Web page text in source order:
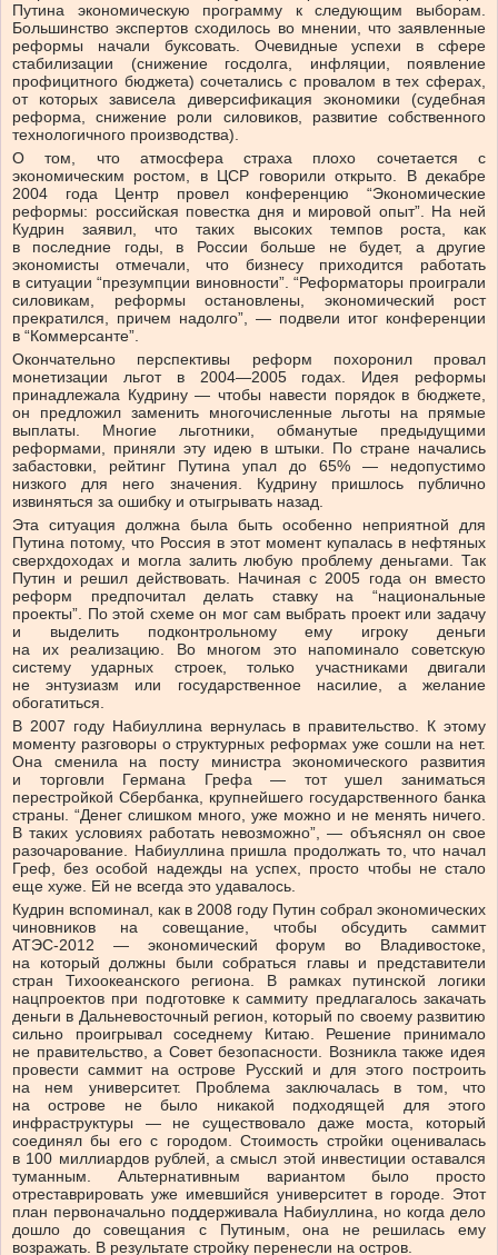
Путина экономическую программу к следующим выборам.
Большинство экспертов сходилось во мнении, что заявленные
реформы начали буксовать. Очевидные успехи в сфере
стабилизации (снижение госдолга, инфляции, появление
профицитного бюджета) сочетались с провалом в тех сферах,
от которых зависела диверсификация экономики (судебная
реформа, снижение роли силовиков, развитие собственного
технологичного производства).
О том, что атмосфера страха плохо сочетается с
экономическим ростом, в ЦСР говорили открыто. В декабре
2004 года Центр провел конференцию “Экономические
реформы: российская повестка дня и мировой опыт”. На ней
Кудрин заявил, что таких высоких темпов роста, как
в последние годы, в России больше не будет, а другие
экономисты отмечали, что бизнесу приходится работать
в ситуации “презумпции виновности”. “Реформаторы проиграли
силовикам, реформы остановлены, экономический рост
прекратился, причем надолго”, — подвели итог конференции
в “Коммерсанте”.
Окончательно перспективы реформ похоронил провал
монетизации льгот в 2004—2005 годах. Идея реформы
принадлежала Кудрину — чтобы навести порядок в бюджете,
он предложил заменить многочисленные льготы на прямые
выплаты. Многие льготники, обманутые предыдущими
реформами, приняли эту идею в штыки. По стране начались
забастовки, рейтинг Путина упал до 65% — недопустимо
низкого для него значения. Кудрину пришлось публично
извиняться за ошибку и отыгрывать назад.
Эта ситуация должна была быть особенно неприятной для
Путина потому, что Россия в этот момент купалась в нефтяных
сверхдоходах и могла залить любую проблему деньгами. Так
Путин и решил действовать. Начиная с 2005 года он вместо
реформ предпочитал делать ставку на “национальные
проекты”. По этой схеме он мог сам выбрать проект или задачу
и выделить подконтрольному ему игроку деньги
на их реализацию. Во многом это напоминало советскую
систему ударных строек, только участниками двигали
не энтузиазм или государственное насилие, а желание
обогатиться.
В 2007 году Набиуллина вернулась в правительство. К этому
моменту разговоры о структурных реформах уже сошли на нет.
Она сменила на посту министра экономического развития
и торговли Германа Грефа — тот ушел заниматься
перестройкой Сбербанка, крупнейшего государственного банка
страны. “Денег слишком много, уже можно и не менять ничего.
В таких условиях работать невозможно”, — объяснял он свое
разочарование. Набиуллина пришла продолжать то, что начал
Греф, без особой надежды на успех, просто чтобы не стало
еще хуже. Ей не всегда это удавалось.
Кудрин вспоминал, как в 2008 году Путин собрал экономических
чиновников на совещание, чтобы обсудить саммит
АТЭС-2012 — экономический форум во Владивостоке,
на который должны были собраться главы и представители
стран Тихоокеанского региона. В рамках путинской логики
нацпроектов при подготовке к саммиту предлагалось закачать
деньги в Дальневосточный регион, который по своему развитию
сильно проигрывал соседнему Китаю. Решение принимало
не правительство, а Совет безопасности. Возникла также идея
провести саммит на острове Русский и для этого построить
на нем университет. Проблема заключалась в том, что
на острове не было никакой подходящей для этого
инфраструктуры — не существовало даже моста, который
соединял бы его с городом. Стоимость стройки оценивалась
в 100 миллиардов рублей, а смысл этой инвестиции оставался
туманным. Альтернативным вариантом было просто
отреставрировать уже имевшийся университет в городе. Этот
план первоначально поддерживала Набиуллина, но когда дело
дошло до совещания с Путиным, она не решилась ему
возражать. В результате стройку перенесли на остров.